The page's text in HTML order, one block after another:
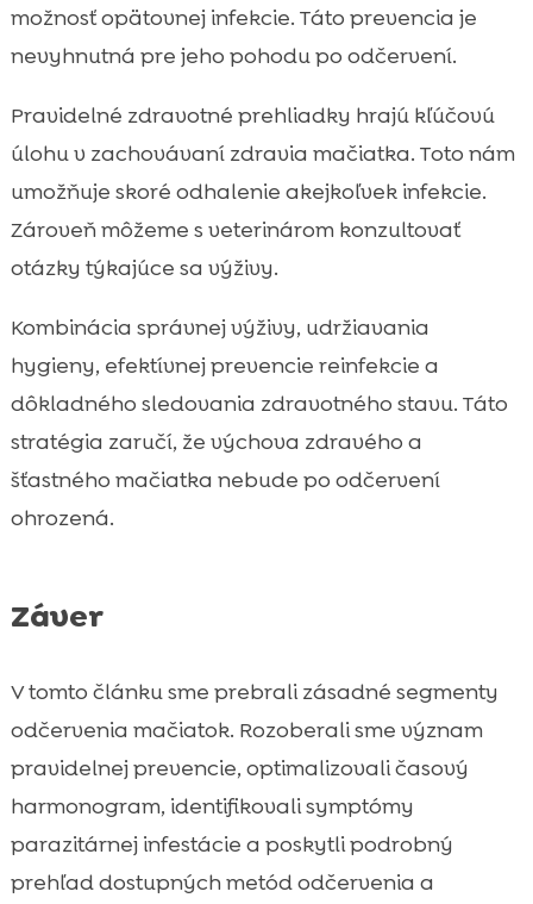
možnosť opätovnej infekcie. Táto prevencia je
nevyhnutná pre jeho pohodu po odčervení.
Pravidelné zdravotné prehliadky hrajú kľúčovú
úlohu v zachovávaní zdravia mačiatka. Toto nám
umožňuje skoré odhalenie akejkoľvek infekcie.
Zároveň môžeme s veterinárom konzultovať
otázky týkajúce sa výživy.
Kombinácia správnej výživy, udržiavania
hygieny, efektívnej prevencie reinfekcie a
dôkladného sledovania zdravotného stavu. Táto
stratégia zaručí, že výchova zdravého a
šťastného mačiatka nebude po odčervení
ohrozená.
Záver
V tomto článku sme prebrali zásadné segmenty
odčervenia mačiatok. Rozoberali sme význam
pravidelnej prevencie, optimalizovali časový
harmonogram, identifikovali symptómy
parazitárnej infestácie a poskytli podrobný
prehľad dostupných metód odčervenia a